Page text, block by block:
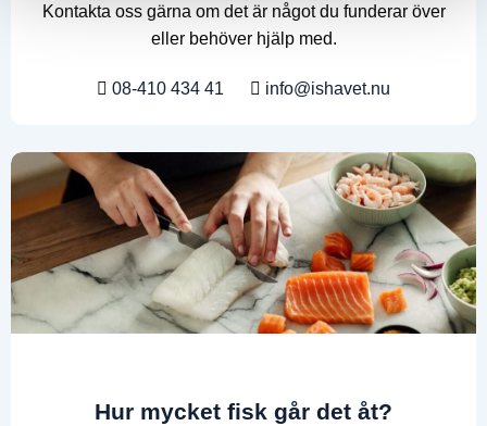
Kontakta oss gärna om det är något du funderar över
eller behöver hjälp med.
08-410 434 41 info@ishavet.nu
Hur mycket fisk går det åt?